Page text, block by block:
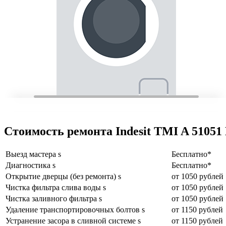
Стоимость ремонта Indesit TMI A 51051
Выезд мастера s
Бесплатно*
Диагностика s
Бесплатно*
Открытие дверцы (без ремонта) s
от 1050 рублей
Чистка фильтра слива воды s
от 1050 рублей
Чистка заливного фильтра s
от 1050 рублей
Удаление транспортировочных болтов s
от 1150 рублей
Устранение засора в сливной системе s
от 1150 рублей